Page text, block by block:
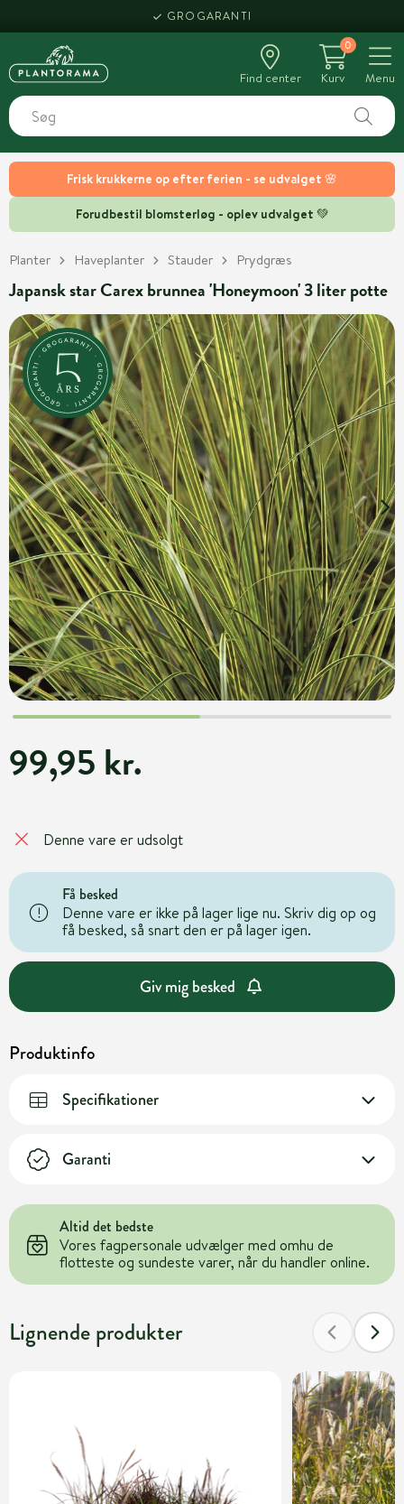
Frisk krukkerne op efter ferien - se udvalget 🌸
Forudbestil blomsterløg - oplev udvalget 💚
GROGARANTI
Find center
0
Kurv
Menu
Planter Haveplanter Stauder Prydgræs
Japansk star Carex brunnea 'Honeymoon' 3 liter potte
99,95 kr.
Denne vare er udsolgt
Få besked
Denne vare er ikke på lager lige nu. Skriv dig op og
få besked, så snart den er på lager igen.
Giv mig besked
Produktinfo
Specifikationer
Garanti
Altid det bedste
Vores fagpersonale udvælger med omhu de
flotteste og sundeste varer, når du handler online.
Lignende produkter